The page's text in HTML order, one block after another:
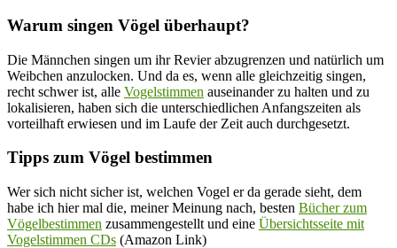
Warum singen Vögel überhaupt?
Die Männchen singen um ihr Revier abzugrenzen und natürlich um
Weibchen anzulocken. Und da es, wenn alle gleichzeitig singen,
recht schwer ist, alle Vogelstimmen auseinander zu halten und zu
lokalisieren, haben sich die unterschiedlichen Anfangszeiten als
vorteilhaft erwiesen und im Laufe der Zeit auch durchgesetzt.
Tipps zum Vögel bestimmen
Wer sich nicht sicher ist, welchen Vogel er da gerade sieht, dem
habe ich hier mal die, meiner Meinung nach, besten Bücher zum
Vögelbestimmen zusammengestellt und eine Übersichtsseite mit
Vogelstimmen CDs (Amazon Link)